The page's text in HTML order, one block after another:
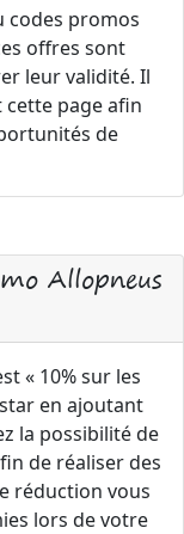
codes promos
offres sont
leur validité. Il
page afin
de
Allopneus
« 10% sur les
en ajoutant
la possibilité de
de réaliser des
réduction vous
lors de votre